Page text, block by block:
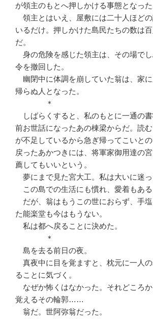
が領主のもとへ押しかける事態となった
領主とはいえ、屋敷には二十人ほど
いるだけ。押しかけた島民たちの数は
だ。
身の危険を感じた領主は、その場で
令を撤回した。
幽閉中に体調を崩していた翁は、家
帰らぬ人となった。
＊
しばらくすると、私のもとに一通の
前お世話になったあの棟梁からだ。読
が不足しているから急ぎ帰ってこいとの
戻ったあかつきには、将軍家御用達の
薦してもいいという。
夢にまで見た宮大工。私は大いに迷っ
この島での生活にも慣れ、愛着もある
だが、翁はもうこの世におらず、手
た能楽堂も今はもうない。
私は都へ戻ることに決めた。
＊
島を去る前日の夜。
真夜中に目を覚ますと、枕元に一人
ることに気づく。
なぜか怖くはなかった。それどころか
覚えるその輪郭……
翁だ。世阿弥翁だった。